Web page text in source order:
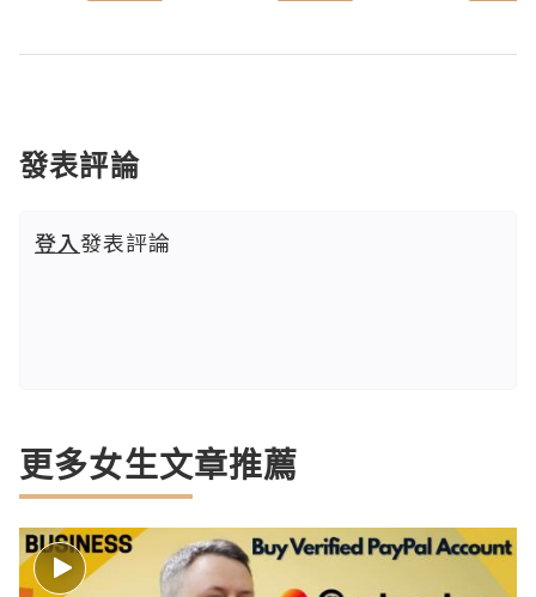
發表評論
登入發表評論
更多女生文章推薦